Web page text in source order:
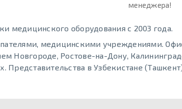
менеджера!
медицинского оборудования с 2003 года.
медицинскими учреждениями.
Новгороде, Ростове-на-Дону,
Представительства в Узбекистане